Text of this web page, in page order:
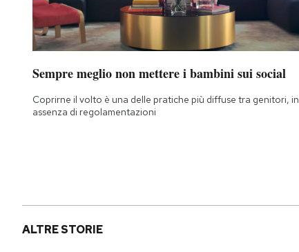
Newsletter
Notifiche mobile
Regala il Post
Esci
Sempre meglio non mettere i bambini sui social
Coprirne il volto è una delle pratiche più diffuse tra genitori, in
assenza di regolamentazioni
ALTRE STORIE